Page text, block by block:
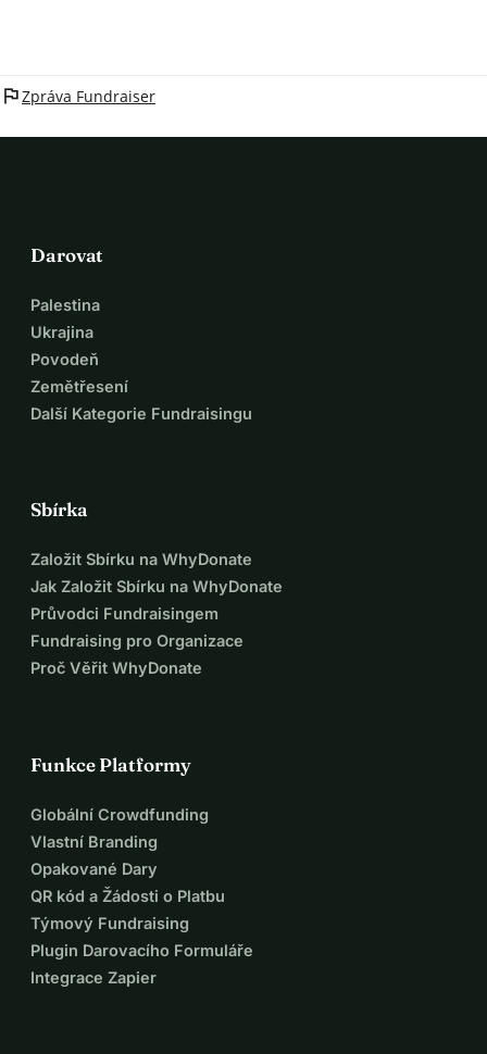
flagZpráva Fundraiser
Darovat
Palestina
Ukrajina
Povodeň
Zemětřesení
Další Kategorie Fundraisingu
Sbírka
Založit Sbírku na WhyDonate
Jak Založit Sbírku na WhyDonate
Průvodci Fundraisingem
Fundraising pro Organizace
Proč Věřit WhyDonate
Funkce Platformy
Globální Crowdfunding
Vlastní Branding
Opakované Dary
QR kód a Žádosti o Platbu
Týmový Fundraising
Plugin Darovacího Formuláře
Integrace Zapier